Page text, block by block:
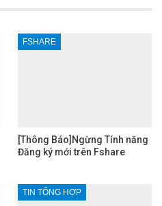
FSHARE
[Thông Báo]Ngừng Tính năng
Đăng ký mới trên Fshare
TIN TỔNG HỢP